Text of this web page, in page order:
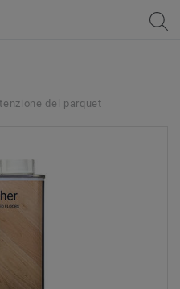
del parquet